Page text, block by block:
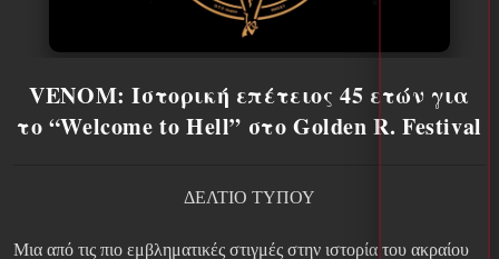
VENOM: Ιστορική επέτειος 45 ετών για
το “Welcome to Hell” στο Golden R. Festival
ΔΕΛΤΙΟ ΤΥΠΟΥ
Μια από τις πιο εμβληματικές στιγμές στην ιστορία του ακραίου